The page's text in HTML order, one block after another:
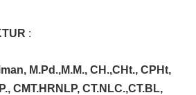
:
M.Pd.,M.M., CH.,CHt., CPHt,
CMT.HRNLP, CT.NLC.,CT.BL,